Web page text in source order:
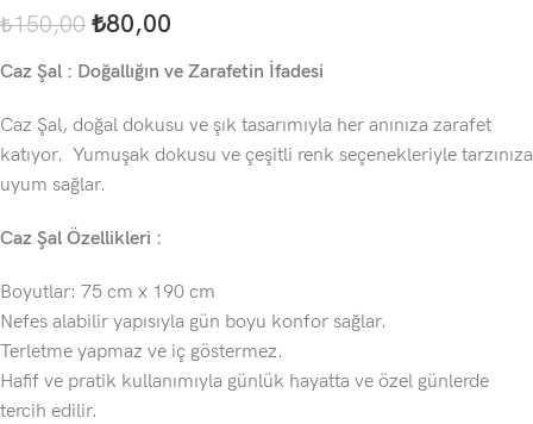
₺150,00 ₺80,00
Caz Şal : Doğallığın ve Zarafetin İfadesi
Caz Şal, doğal dokusu ve şık tasarımıyla her anınıza zarafet
katıyor. Yumuşak dokusu ve çeşitli renk seçenekleriyle tarzınıza
uyum sağlar.
Caz Şal Özellikleri :
Boyutlar: 75 cm x 190 cm
Nefes alabilir yapısıyla gün boyu konfor sağlar.
Terletme yapmaz ve iç göstermez.
Hafif ve pratik kullanımıyla günlük hayatta ve özel günlerde
tercih edilir.